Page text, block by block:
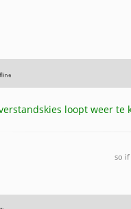
loopt weer te
so if